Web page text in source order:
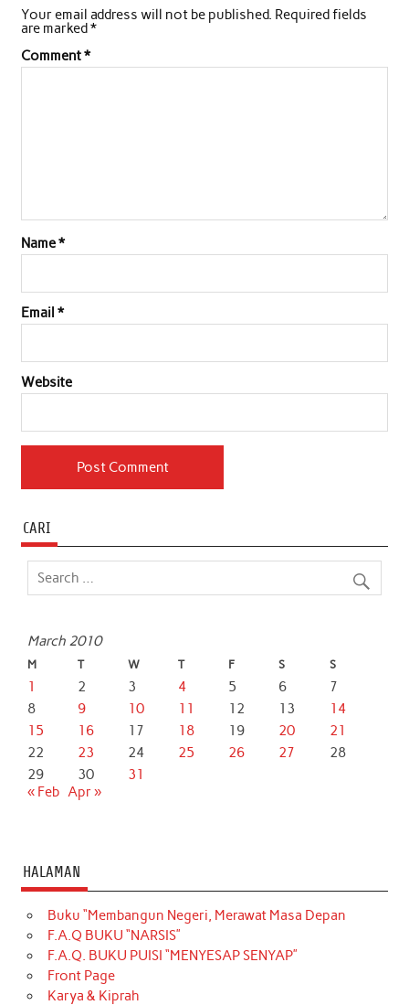
Your email address will not be published. Required fields
are marked*
Comment*
Name*
Email *
Website
CARI
March 2010
M T W T F S S
1 2 3 4 5 6
7
8
9 10 11 12 13
14
15
16 17 18 19 20
21
22
23 24 25 26 27
28
29
30
31
« Feb Apr »
HALAMAN
Buku “Membangun Negeri, Merawat Masa Depan
F.A.Q BUKU “NARSIS”
F.A.Q. BUKU PUISI “MENYESAP SENYAP”
Front Page
Karya & Kiprah